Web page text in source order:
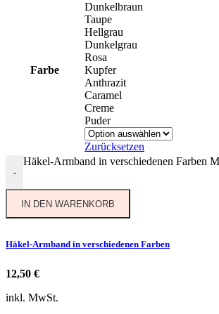
Farbe
Dunkelbraun
Taupe
Hellgrau
Dunkelgrau
Rosa
Kupfer
Anthrazit
Caramel
Creme
Puder
Zurücksetzen
-
Häkel-Armband in verschiedenen Farben
IN DEN WARENKORB
Häkel-Armband in verschiedenen Farben
12,50 €
inkl. MwSt.